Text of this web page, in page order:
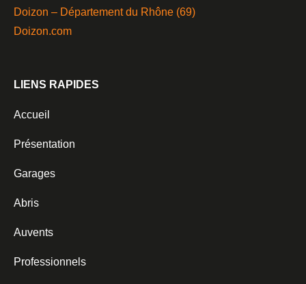
Doizon – Département du Rhône (69)
Doizon.com
LIENS RAPIDES
Accueil
Présentation
Garages
Abris
Auvents
Professionnels